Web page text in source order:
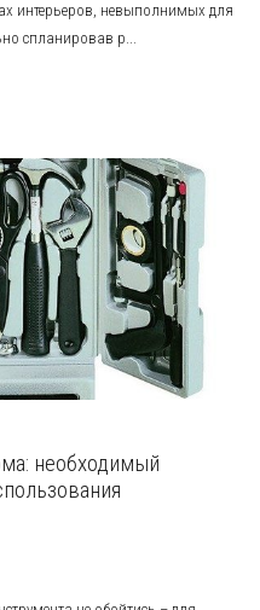
интерьеров, невыполнимых для
спланировав р...
необходимый